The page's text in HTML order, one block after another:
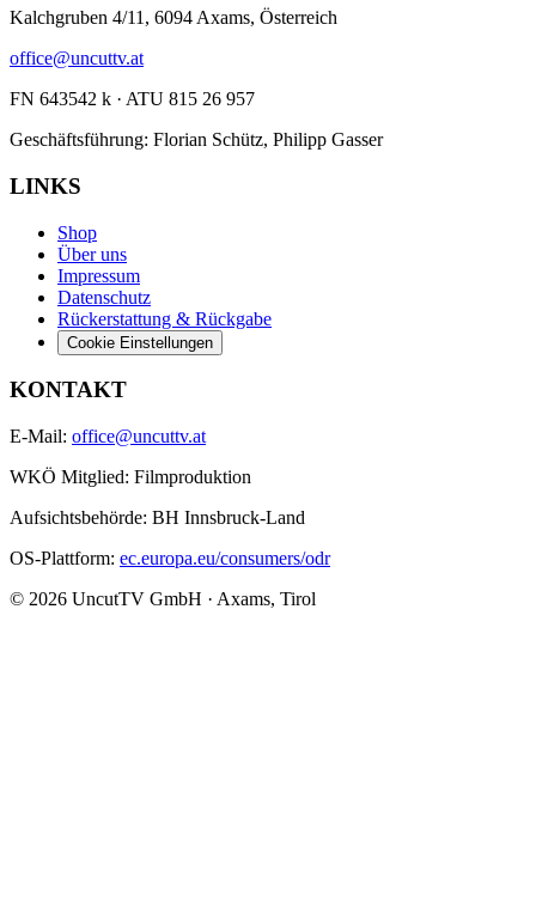
Kalchgruben 4/11, 6094 Axams, Österreich
office@uncuttv.at
FN 643542 k · ATU 815 26 957
Geschäftsführung: Florian Schütz, Philipp Gasser
LINKS
Shop
Über uns
Impressum
Datenschutz
Rückerstattung & Rückgabe
Cookie Einstellungen
KONTAKT
E-Mail: office@uncuttv.at
WKÖ Mitglied: Filmproduktion
Aufsichtsbehörde: BH Innsbruck-Land
OS-Plattform: ec.europa.eu/consumers/odr
© 2026 UncutTV GmbH · Axams, Tirol